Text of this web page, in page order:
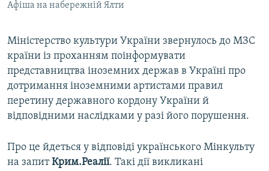
Усі сайти RFE/RL
Афіша на набережній Ялти
Міністерство культури України звернулось до МЗС
країни із проханням поінформувати
представництва іноземних держав в Україні про
дотримання іноземними артистами правил
перетину державного кордону України й
відповідними наслідками у разі його порушення.
Про це йдеться у відповіді українського Мінкульту
на запитКрим.Реалії. Такі дії викликані